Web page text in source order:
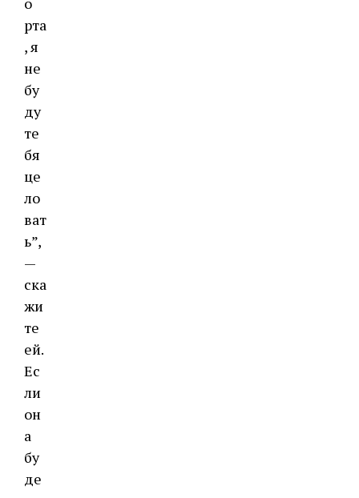
рта
, я
не
бу
ду
те
бя
це
ло
ват
ь”,
—
ска
жи
те
ей.
Ес
ли
он
а
бу
де